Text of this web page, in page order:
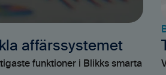
affärssystemet
funktioner i Blikks smarta